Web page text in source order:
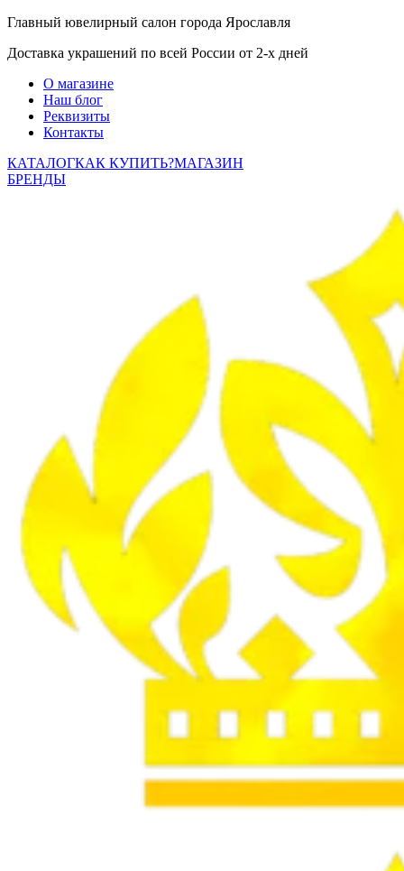
Главный ювелирный салон города Ярославля
Доставка украшений по всей России от 2-х дней
О магазине
Наш блог
Реквизиты
Контакты
КАТАЛОГКАК КУПИТЬ?МАГАЗИН
БРЕНДЫ